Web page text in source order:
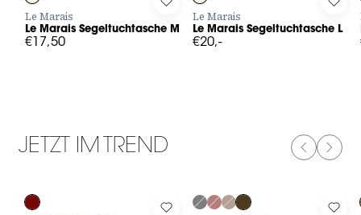
in to add Le Marais Segeltuchtasche M to your wishlist
Le Marais
Le Marais Segeltuchtasche M
€17,50
Log in to add Le Marais
Le Marais
Le Marais Segeltuchtasche L
€20,-
Log
JETZT IM TREND